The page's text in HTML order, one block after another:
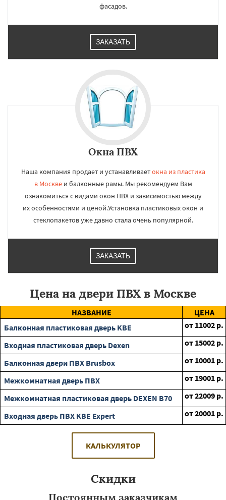
фасадов.
ЗАКАЗАТЬ
Окна ПВХ
Наша компания продает и устанавливаетокна из пластика
в Москвеи балконные рамы. Мы рекомендуем Вам
ознакомиться с видами окон ПВХ и зависимостью между
их особенностями и ценой.Установка пластиковых окон и
стеклопакетов уже давно стала очень популярной.
ЗАКАЗАТЬ
Цена на двери ПВХ в Москве
НАЗВАНИЕ
ЦЕНА
Балконная пластиковая дверь KBE
от 11002 р.
Входная пластиковая дверь Dexen
от 15002 р.
Балконная двери ПВХ Brusbox
от 10001 р.
Межкомнатная дверь ПВХ
от 19001 р.
Межкомнатная пластиковая дверь DEXEN B70
от22009 р.
Входная дверь ПВХ KBE Expert
от20001 р.
КАЛЬКУЛЯТОР
Скидки
Постоянным заказчикам